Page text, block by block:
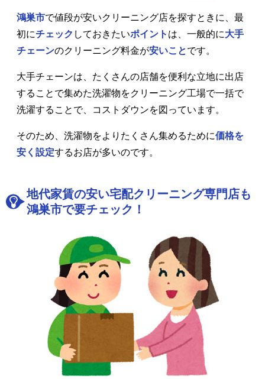
鴻巣市で値段が安いクリーニング店を探すときに、最
初にチェック しておきたいポイント は、一般的に大手
チェーンのクリーニング料金が安いことです。
大手チェーンは、たくさんの店舗を便利な立地に出店
することで集めた洗濯物をクリーニング工場で一括で
洗濯することで、コストダウンを図っています。
そのため、洗濯物をよりたくさん集めるために価格を
安く設定するお店が多いのです。
地代家賃の安い宅配クリーニング専門店も
鴻巣市で要チェック！